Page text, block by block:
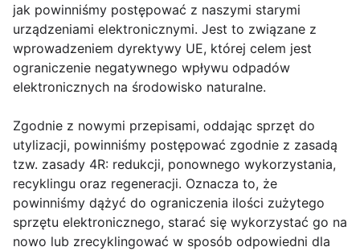
jak powinniśmy postępować z naszymi starymi
urządzeniami elektronicznymi. Jest to związane z
wprowadzeniem dyrektywy UE, której celem jest
ograniczenie negatywnego wpływu odpadów
elektronicznych na środowisko naturalne.
Zgodnie z nowymi przepisami, oddając sprzęt do
utylizacji, powinniśmy postępować zgodnie z zasadą
tzw. zasady 4R: redukcji, ponownego wykorzystania,
recyklingu oraz regeneracji. Oznacza to, że
powinniśmy dążyć do ograniczenia ilości zużytego
sprzętu elektronicznego, starać się wykorzystać go na
nowo lub zrecyklingować w sposób odpowiedni dla